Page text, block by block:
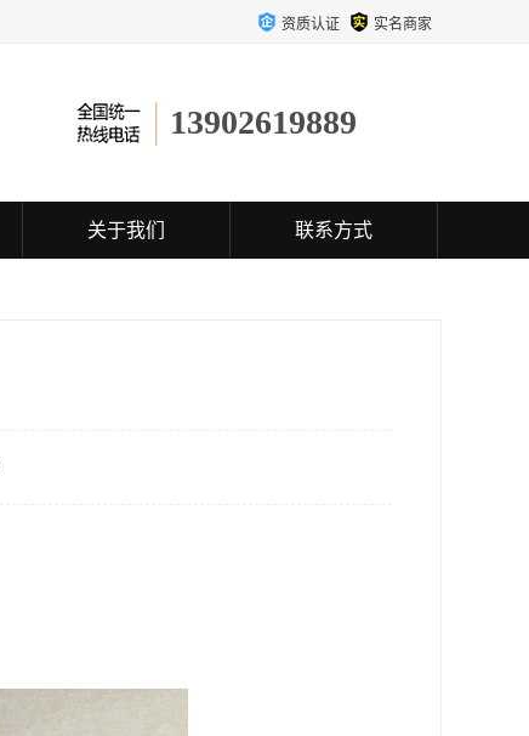
资质认证 实名商家
13902619889
关于我们 联系方式